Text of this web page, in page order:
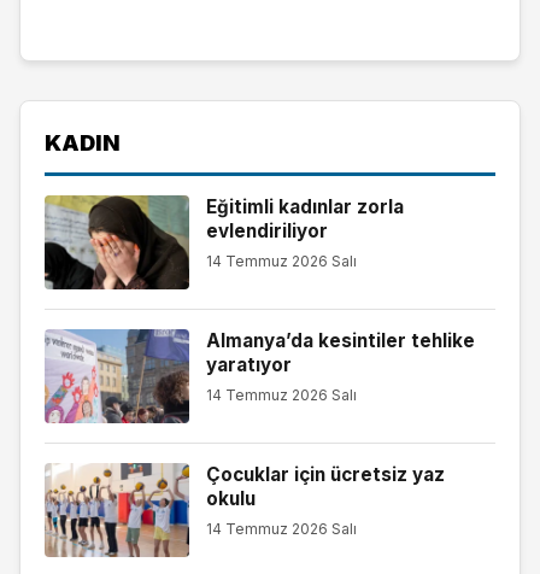
KADIN
Eğitimli kadınlar zorla
evlendiriliyor
14 Temmuz 2026 Salı
Almanya’da kesintiler tehlike
yaratıyor
14 Temmuz 2026 Salı
Çocuklar için ücretsiz yaz
okulu
14 Temmuz 2026 Salı